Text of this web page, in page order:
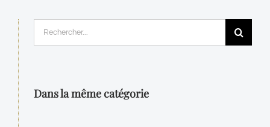
Dans la même catégorie